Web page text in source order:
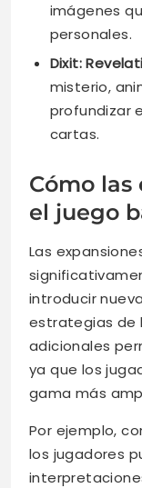
imágenes
personales.
Dixit:
misterio,
profundizar
cartas.
Cómo las
el juego
Las
introducir
estrategias de
adicionales
ya que los
gama más
Por ejemplo,
los jugadores